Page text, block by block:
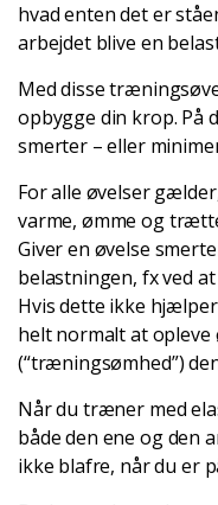
hvad enten det er
arbejdet blive en
Med disse
opbygge din krop. På
smerter – eller
For alle øvelser
varme, ømme og
Giver en øvelse
belastningen, fx ved
Hvis dette ikke
helt normalt at opleve
(“træningsømhed”)
Når du træner med
både den ene og den
ikke blafre, når du er